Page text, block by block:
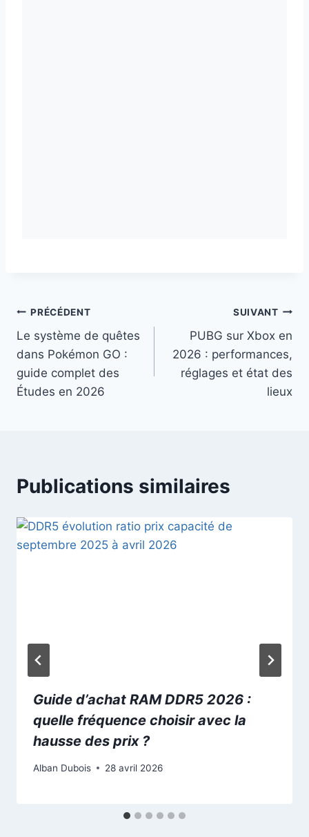
Navigation
de
l’article
PRÉCÉDENT
Le système de quêtes
dans Pokémon GO :
guide complet des
Études en 2026
SUIVANT
PUBG sur Xbox en
2026 : performances,
réglages et état des
lieux
Publications similaires
Guide d’achat RAM DDR5 2026 :
quelle fréquence choisir avec la
hausse des prix ?
Alban Dubois 28 avril 2026